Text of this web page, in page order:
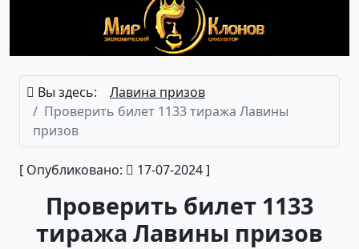
Вы здесь:
Лавина призов
Проверить билет 1133 тиража Лавины
призов
[ Опубликовано: 17-07-2024 ]
Проверить билет 1133
тиража Лавины призов